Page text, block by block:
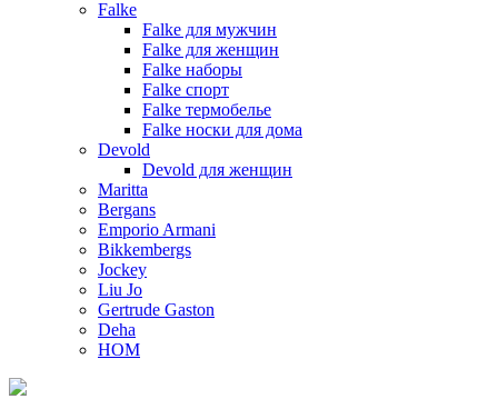
Falke
Falke для мужчин
Falke для женщин
Falke наборы
Falke спорт
Falke термобелье
Falke носки для дома
Devold
Devold для женщин
Maritta
Bergans
Emporio Armani
Bikkembergs
Jockey
Liu Jo
Gertrude Gaston
Deha
HOM